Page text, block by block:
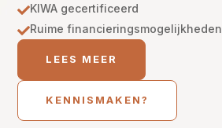
KIWA gecertificeerd
Ruime financieringsmogelijkheden
LEES MEER
KENNISMAKEN?